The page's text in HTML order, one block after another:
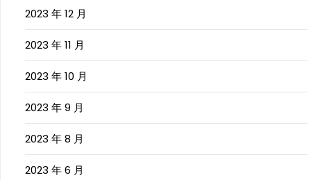
2023 年 12 月
2023 年 11 月
2023 年 10 月
2023 年 9 月
2023 年 8 月
2023 年 6 月